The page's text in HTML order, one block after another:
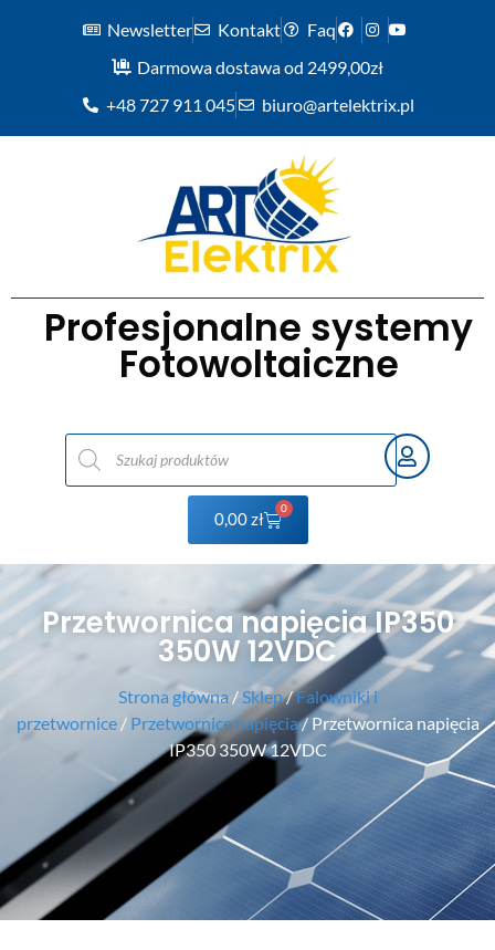
Newsletter Kontakt
Faq
Darmowa dostawa od 2499,00zł
+48 727 911 045
biuro@artelektrix.pl
Profesjonalne systemy
Fotowoltaiczne
0,00zł
0
Przetwornica napięcia IP350
350W 12VDC
Strona główna / Sklep/Falowniki i
przetwornice/ Przetwornice napięcia/ Przetwornica napięcia
IP350 350W 12VDC